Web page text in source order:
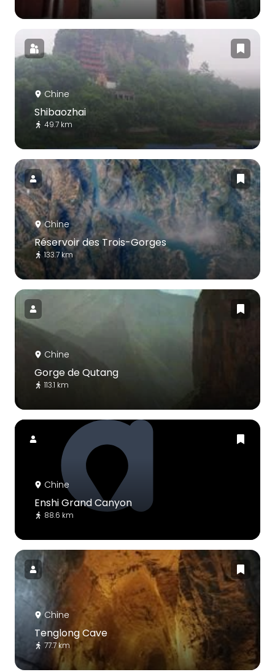
Chine
Shibaozhai
49.7 km
Chine
Réservoir des Trois-Gorges
133.7 km
Chine
Gorge de Qutang
113.1 km
Chine
Enshi Grand Canyon
88.6 km
Chine
Tenglong Cave
77.7 km